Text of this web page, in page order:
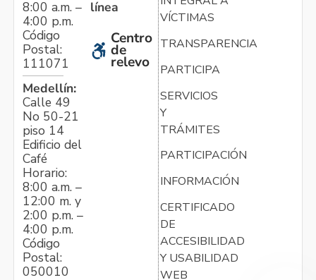
8:00 a.m. –
4:00 p.m.
Código
Postal:
111071
Medellín:
Calle 49
No 50-21
piso 14
Edificio del
Café
Horario:
8:00 a.m. –
12:00 m. y
2:00 p.m. –
4:00 p.m.
Código
Postal:
050010
línea
Centro
de
relevo
VÍCTIMAS
TRANSPARENCIA
PARTICIPA
SERVICIOS
Y
TRÁMITES
PARTICIPACIÓN
INFORMACIÓN
CERTIFICADO
DE
ACCESIBILIDAD
Y USABILIDAD
WEB